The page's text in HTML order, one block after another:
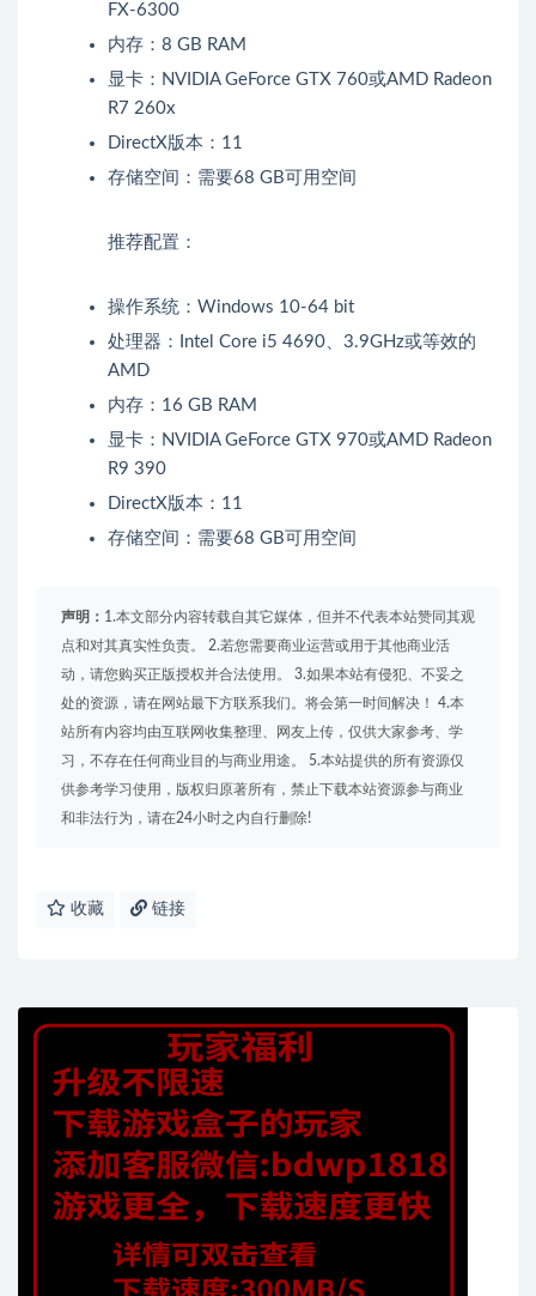
FX-6300
内存：8 GB RAM
显卡：NVIDIA GeForce GTX 760或AMD Radeon
R7 260x
DirectX版本：11
存储空间：需要68 GB可用空间
推荐配置：
操作系统：Windows 10-64 bit
处理器：Intel Core i5 4690、3.9GHz或等效的
AMD
内存：16 GB RAM
显卡：NVIDIA GeForce GTX 970或AMD Radeon
R9 390
DirectX版本：11
存储空间：需要68 GB可用空间
声明： 1.本文部分内容转载自其它媒体，但并不代表本站赞同其观
点和对其真实性负责。 2.若您需要商业运营或用于其他商业活
动，请您购买正版授权并合法使用。 3.如果本站有侵犯、不妥之
处的资源，请在网站最下方联系我们。将会第一时间解决！ 4.本
站所有内容均由互联网收集整理、网友上传，仅供大家参考、学
习，不存在任何商业目的与商业用途。 5.本站提供的所有资源仅
供参考学习使用，版权归原著所有，禁止下载本站资源参与商业
和非法行为，请在24小时之内自行删除!
收藏 链接